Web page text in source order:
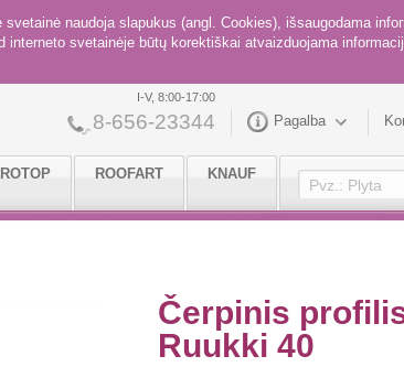
svetainė naudoja slapukus (angl. Cookies), išsaugodama
interneto svetainėje būtų korektiškai atvaizduojama
I-V, 8:00-17:00
8-656-23344 Pagalba
ROOFART KNAUF
Čerpinis
Ruukki 40